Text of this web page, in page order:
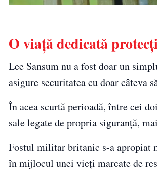
O viață dedicată
Lee Sansum nu a fost doar un
asigure securitatea cu doar câteva
În acea scurtă perioadă, între cei
sale legate de propria siguranță,
Fostul militar britanic s-a apropiat
în mijlocul unei vieți marcate de